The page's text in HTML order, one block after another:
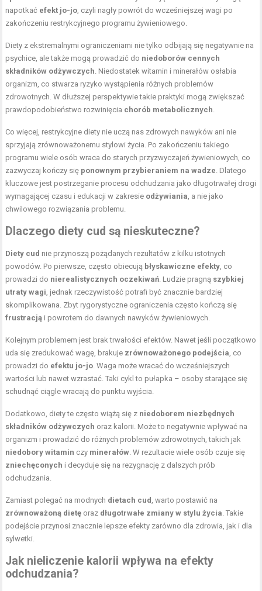
napotkać efekt jo-jo, czyli nagły powrót do wcześniejszej wagi po
zakończeniu restrykcyjnego programu żywieniowego.
Diety z ekstremalnymi ograniczeniami nie tylko odbijają się negatywnie na
psychice, ale także mogą prowadzić do niedoborów cennych
składników odżywczych. Niedostatek witamin i minerałów osłabia
organizm, co stwarza ryzyko wystąpienia różnych problemów
zdrowotnych. W dłuższej perspektywie takie praktyki mogą zwiększać
prawdopodobieństwo rozwinięcia chorób metabolicznych.
Co więcej, restrykcyjne diety nie uczą nas zdrowych nawyków ani nie
sprzyjają zrównoważonemu stylowi życia. Po zakończeniu takiego
programu wiele osób wraca do starych przyzwyczajeń żywieniowych, co
zazwyczaj kończy się ponownym przybieraniem na wadze. Dlatego
kluczowe jest postrzeganie procesu odchudzania jako długotrwałej drogi
wymagającej czasu i edukacji w zakresie odżywiania, a nie jako
chwilowego rozwiązania problemu.
Dlaczego diety cud są nieskuteczne?
Diety cud nie przynoszą pożądanych rezultatów z kilku istotnych
powodów. Po pierwsze, często obiecują błyskawiczne efekty, co
prowadzi do nierealistycznych oczekiwań. Ludzie pragną szybkiej
utraty wagi, jednak rzeczywistość potrafi być znacznie bardziej
skomplikowana. Zbyt rygorystyczne ograniczenia często kończą się
frustracją i powrotem do dawnych nawyków żywieniowych.
Kolejnym problemem jest brak trwałości efektów. Nawet jeśli początkowo
uda się zredukować wagę, brakuje zrównoważonego podejścia, co
prowadzi do efektu jo-jo. Waga może wracać do wcześniejszych
wartości lub nawet wzrastać. Taki cykl to pułapka – osoby starające się
schudnąć ciągle wracają do punktu wyjścia.
Dodatkowo, diety te często wiążą się z niedoborem niezbędnych
składników odżywczych oraz kalorii. Może to negatywnie wpływać na
organizm i prowadzić do różnych problemów zdrowotnych, takich jak
niedobory witamin czy minerałów. W rezultacie wiele osób czuje się
zniechęconych i decyduje się na rezygnację z dalszych prób
odchudzania.
Zamiast polegać na modnych dietach cud , warto postawić na
zrównoważoną dietę oraz długotrwałe zmiany w stylu życia. Takie
podejście przynosi znacznie lepsze efekty zarówno dla zdrowia, jak i dla
sylwetki.
Jak nieliczenie kalorii wpływa na efekty
odchudzania?